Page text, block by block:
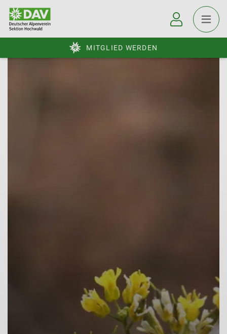
MITGLIED WERDEN